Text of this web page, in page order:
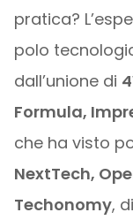
pratica?
polo
dall’unione di
Formula,
che ha visto
NextTech,
Techonomy,